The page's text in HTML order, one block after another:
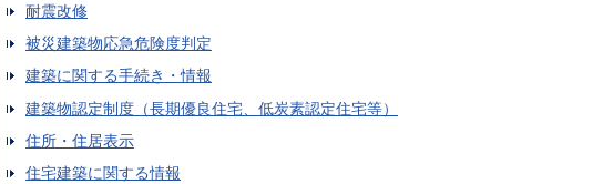
耐震改修
被災建築物応急危険度判定
建築に関する手続き・情報
建築物認定制度（長期優良住宅、低炭素認定住宅等）
住所・住居表示
住宅建築に関する情報